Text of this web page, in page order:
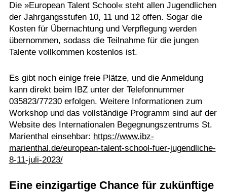
Die »European Talent School« steht allen Jugendlichen
der Jahrgangsstufen 10, 11 und 12 offen. Sogar die
Kosten für Übernachtung und Verpflegung werden
übernommen, sodass die Teilnahme für die jungen
Talente vollkommen kostenlos ist.
Es gibt noch einige freie Plätze, und die Anmeldung
kann direkt beim IBZ unter der Telefonnummer
035823/77230 erfolgen. Weitere Informationen zum
Workshop und das vollständige Programm sind auf der
Website des Internationalen Begegnungszentrums St.
Marienthal einsehbar: https://www.ibz-
marienthal.de/european-talent-school-fuer-jugendliche-
8-11-juli-2023/
Eine einzigartige Chance für zukünftige